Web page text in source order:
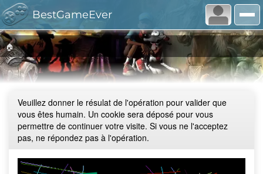
BestGameEver
🏠
Veuillez donner le résulat de l'opération pour valider que
vous êtes humain. Un cookie sera déposé pour vous
permettre de continuer votre visite. Si vous ne l'acceptez
pas, ne répondez pas à l'opération.